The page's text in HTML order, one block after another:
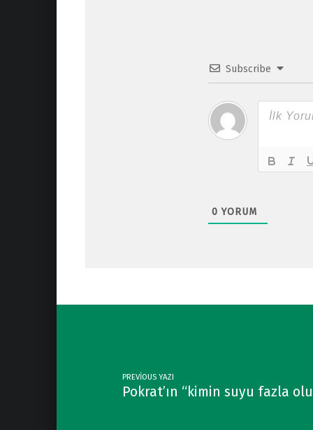
Subscribe
0 YORUM
Post navigation
PREVIOUS YAZI
Pokrat’ın “kimin suyu fazla